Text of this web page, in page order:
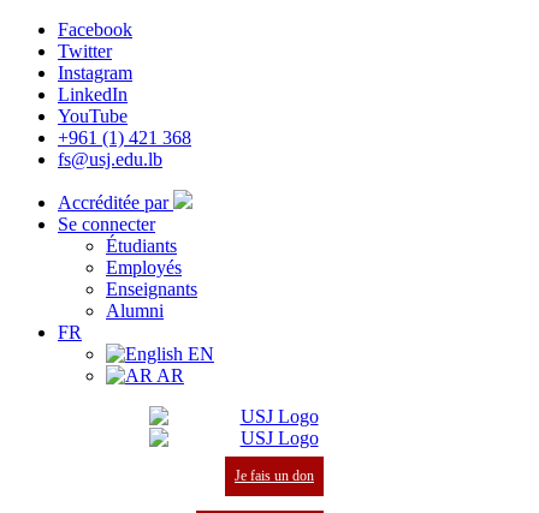
Facebook
Twitter
Instagram
LinkedIn
YouTube
+961 (1) 421 368
fs@usj.edu.lb
Accréditée par
Se connecter
Étudiants
Employés
Enseignants
Alumni
FR
EN
AR
Je fais un don